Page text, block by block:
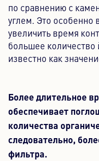
по сравнению с
углем. Это особенно
увеличить время
большее количество
известно как
Более длительное
обеспечивает
количества
следовательно,
фильтра.